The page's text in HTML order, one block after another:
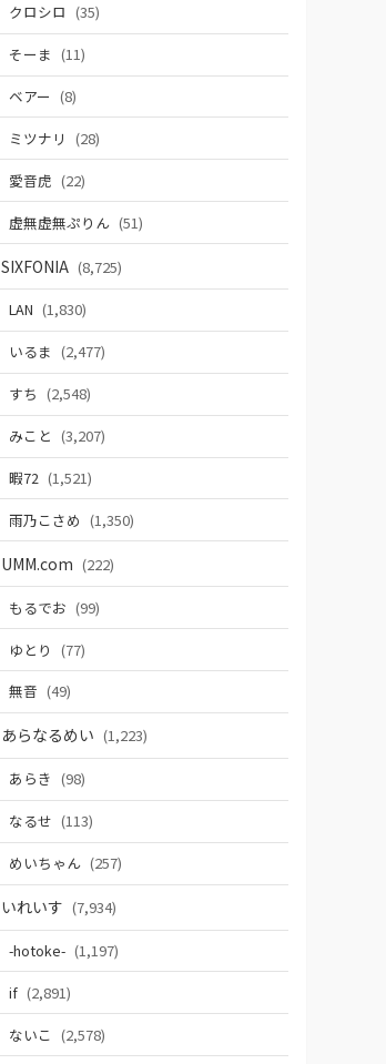
クロシロ (35)
そーま (11)
ベアー (8)
ミツナリ (28)
愛音虎 (22)
虚無虚無ぷりん (51)
SIXFONIA (8,725)
LAN (1,830)
いるま (2,477)
すち (2,548)
みこと (3,207)
暇72 (1,521)
雨乃こさめ (1,350)
UMM.com (222)
もるでお (99)
ゆとり (77)
無音 (49)
あらなるめい (1,223)
あらき (98)
なるせ (113)
めいちゃん (257)
いれいす (7,934)
-hotoke- (1,197)
if (2,891)
ないこ (2,578)